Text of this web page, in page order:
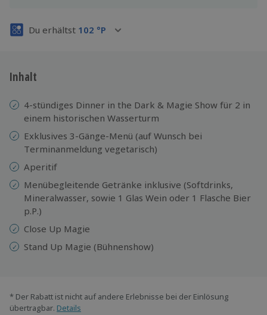
Du erhältst 102 °P
Inhalt
4-stündiges Dinner in the Dark & Magie Show für 2 in
einem historischen Wasserturm
Exklusives 3-Gänge-Menü (auf Wunsch bei
Terminanmeldung vegetarisch)
Aperitif
Menübegleitende Getränke inklusive (Softdrinks,
Mineralwasser, sowie 1 Glas Wein oder 1 Flasche Bier
p.P.)
Close Up Magie
Stand Up Magie (Bühnenshow)
* Der Rabatt ist nicht auf andere Erlebnisse bei der Einlösung
übertragbar. Details